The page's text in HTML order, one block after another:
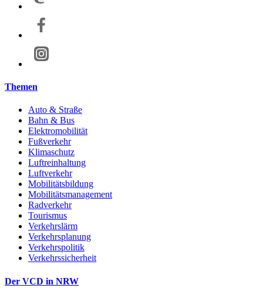
Themen
Auto & Straße
Bahn & Bus
Elektromobilität
Fußverkehr
Klimaschutz
Luftreinhaltung
Luftverkehr
Mobilitätsbildung
Mobilitätsmanagement
Radverkehr
Tourismus
Verkehrslärm
Verkehrsplanung
Verkehrspolitik
Verkehrssicherheit
Der VCD in NRW